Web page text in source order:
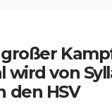
großer
wird von
den HSV